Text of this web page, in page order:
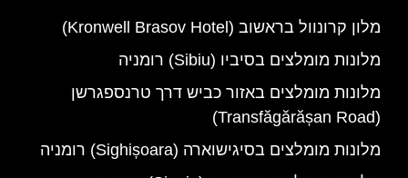
מלון קרונוול בראשוב (Kronwell Brasov Hotel)
מלונות מומלצים בסיביו (Sibiu) רומניה
מלונות מומלצים באזור כביש דרך טרנספגרשן
(Transfăgărășan Road)
מלונות מומלצים בסיגישוארה (Sighișoara) רומניה